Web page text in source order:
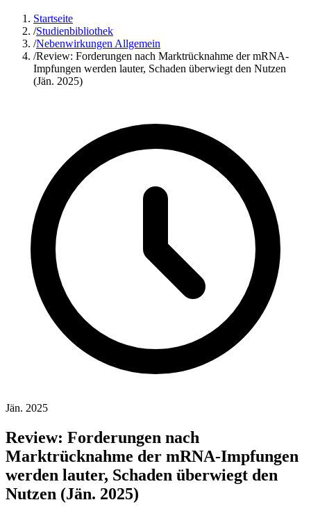
Startseite
/Studienbibliothek
/Nebenwirkungen Allgemein
/Review: Forderungen nach Marktrücknahme der mRNA-
Impfungen werden lauter, Schaden überwiegt den Nutzen
(Jän. 2025)
Jän. 2025
Review: Forderungen nach
Marktrücknahme der mRNA-Impfungen
werden lauter, Schaden überwiegt den
Nutzen (Jän. 2025)